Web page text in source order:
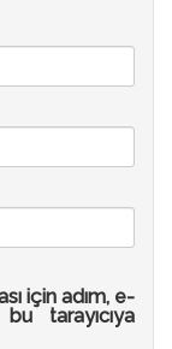
için adım, e-
tarayıcıya